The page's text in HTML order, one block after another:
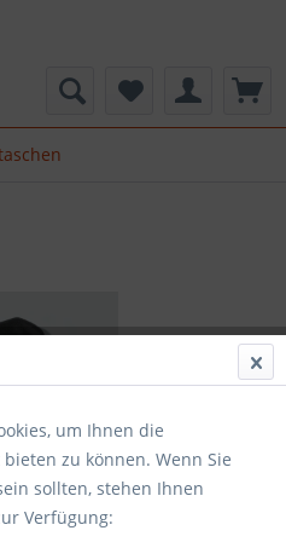
um Ihnen die
zu können. Wenn Sie
sollten, stehen Ihnen
Verfügung: